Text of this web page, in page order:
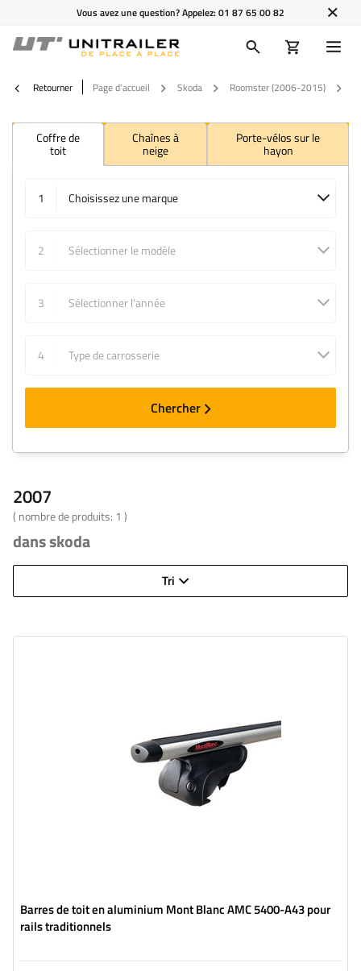
Vous avez une question? Appelez:01 87 65 00 82
Retourner Page d'accueil Skoda Roomster (2006-2015)
Coffre de
toit
Chaînes à
neige
Porte-vélos sur le
hayon
1 Choisissez une marque
2 Sélectionner le modèle
3 Sélectionner l'année
4 Type de carrosserie
Chercher
2007
( nombre de produits: 1 )
dans skoda
Tri
Barres de toit en aluminium Mont Blanc AMC 5400-A43 pour
rails traditionnels